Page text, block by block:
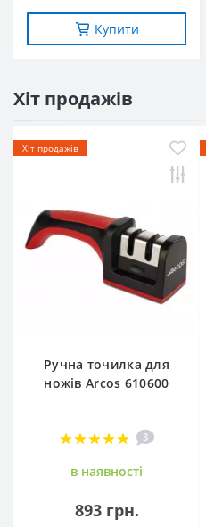
Купити
Хіт продажів
Хіт продажів
Ручна точилка для
ножів Arcos 610600
3
в наявностi
893 грн.